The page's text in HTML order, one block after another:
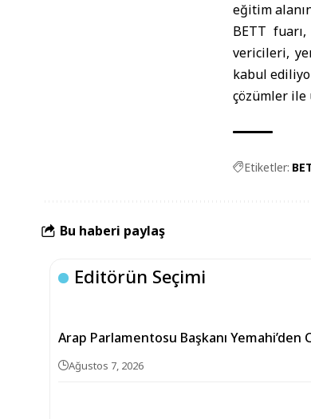
eğitim
BETT
vericileri,
kabul
çözümler ile
Etiketler:
Bu haberi paylaş
Editörün Seçimi
Arap Parlamentosu Başkanı Yemahi’den
Ağustos 7, 2026